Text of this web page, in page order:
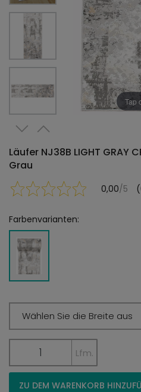
Tap
Läufer NJ38B LIGHT GRAY
Grau
0,00/5
Farbenvarianten:
Wählen Sie die Breite aus
Lfm.
ZU DEM WARENKORB